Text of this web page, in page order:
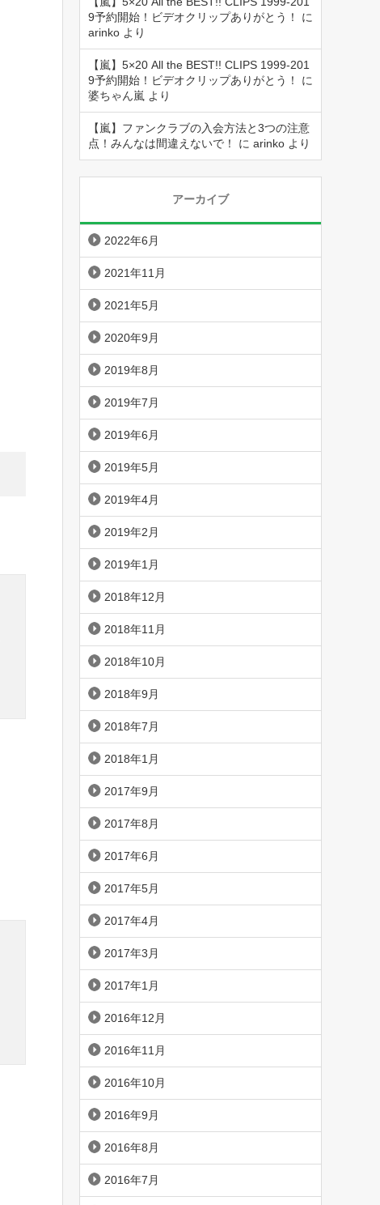
9予約開始！ビデオクリップありがとう！
に
arinko より
【嵐】5×20 All the BEST!! CLIPS 1999-201
9予約開始！ビデオクリップありがとう！
に
婆ちゃん嵐 より
【嵐】ファンクラブの入会方法と3つの注意
点！みんなは間違えないで！
に arinko より
アーカイブ
2022年6月
2021年11月
2021年5月
2020年9月
2019年8月
2019年7月
2019年6月
2019年5月
2019年4月
2019年2月
2019年1月
2018年12月
2018年11月
2018年10月
2018年9月
2018年7月
2018年1月
2017年9月
2017年8月
2017年6月
2017年5月
2017年4月
2017年3月
2017年1月
2016年12月
2016年11月
2016年10月
2016年9月
2016年8月
2016年7月